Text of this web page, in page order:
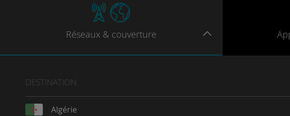
Réseaux & couverture
DESTINATION
Algérie